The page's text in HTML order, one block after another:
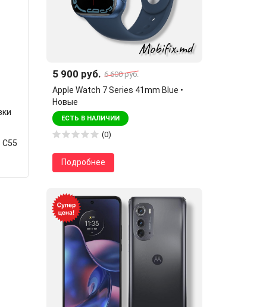
5 900 руб. 6 600 руб.
Apple Watch 7 Series 41mm Blue •
Новые
ЕСТЬ В НАЛИЧИИ
(0)
Подробнее